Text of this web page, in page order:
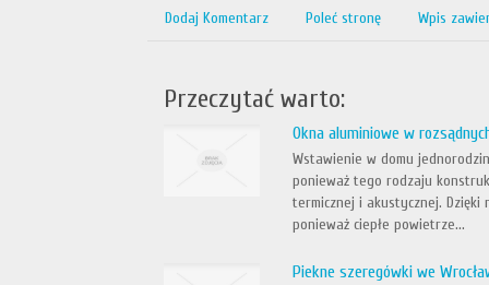
Dodaj Komentarz Poleć stronę Wpis
Przeczytać warto:
Okna aluminiowe w
Wstawienie w domu
ponieważ tego rodzaju
termicznej i akustycznej. Dzięki
ponieważ ciepłe powietrze...
Piekne szeregówki we